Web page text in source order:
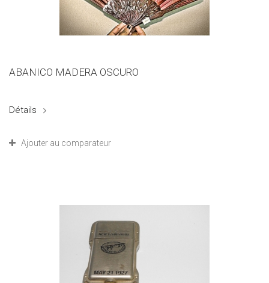
ABANICO MADERA OSCURO
Détails
Ajouter au comparateur